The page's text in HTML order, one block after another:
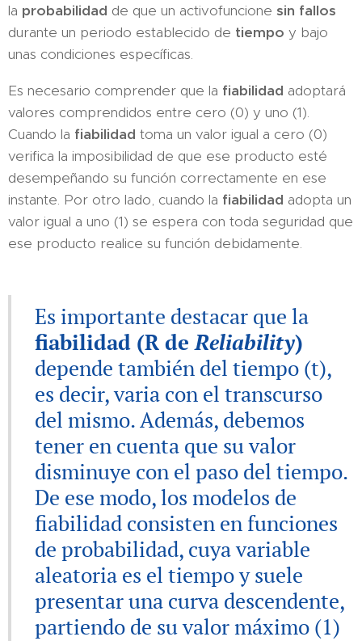
la probabilidad de que un activofuncione sin fallos
durante un periodo establecido de tiempo y bajo
unas condiciones específicas.
Es necesario comprender que la fiabilidad adoptará
valores comprendidos entre cero (0) y uno (1).
Cuando la fiabilidad toma un valor igual a cero (0)
verifica la imposibilidad de que ese producto esté
desempeñando su función correctamente en ese
instante. Por otro lado, cuando la fiabilidad adopta un
valor igual a uno (1) se espera con toda seguridad que
ese producto realice su función debidamente.
Es importante destacar que la
fiabilidad (R deReliability)
depende también del tiempo (t),
es decir, varia con el transcurso
del mismo. Además, debemos
tener en cuenta que su valor
disminuye con el paso del tiempo.
De ese modo, los modelos de
fiabilidad consisten en funciones
de probabilidad, cuya variable
aleatoria es el tiempo y suele
presentar una curva descendente,
partiendo de su valor máximo (1)